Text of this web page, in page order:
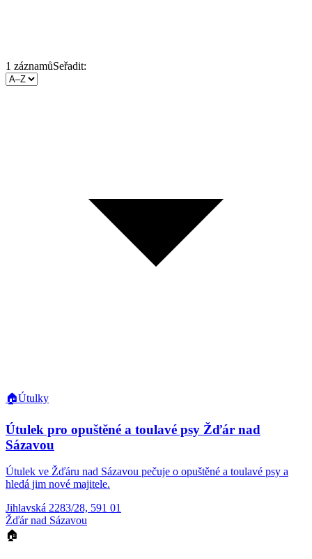
1 záznamůSeřadit:
🏠Útulky
Útulek pro opuštěné a toulavé psy Žďár nad
Sázavou
Útulek ve Žďáru nad Sázavou pečuje o opuštěné a toulavé psy a
hledá jim nové majitele.
Jihlavská 2283/28, 591 01
Žďár nad Sázavou
🏠